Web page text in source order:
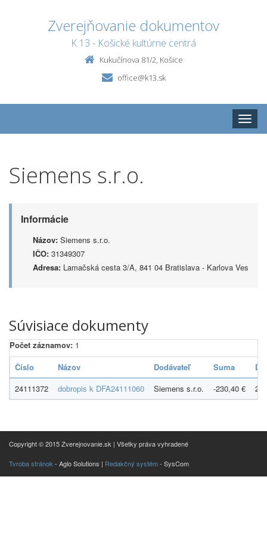
Zverejňovanie dokumentov
K 13 - Košické kultúrne centrá
Kukučínova 81/2, Košice
office@k13.sk
Toggle
Siemens s.r.o.
Informácie
Názov: Siemens s.r.o.
IČO: 31349307
Adresa: Lamačská cesta 3/A, 841 04 Bratislava - Karlova Ves
Súvisiace dokumenty
Počet záznamov: 1
Číslo
Názov Dodávateľ Suma
24111372
dobropis k DFA24111060 Siemens s.r.o. -230,40 €
Copyright © 2015 Zverejnovanie.sk | Všetky práva vyhradené
Tvroba stránok - Aglo Solutions | Redakčný systém- SysCom